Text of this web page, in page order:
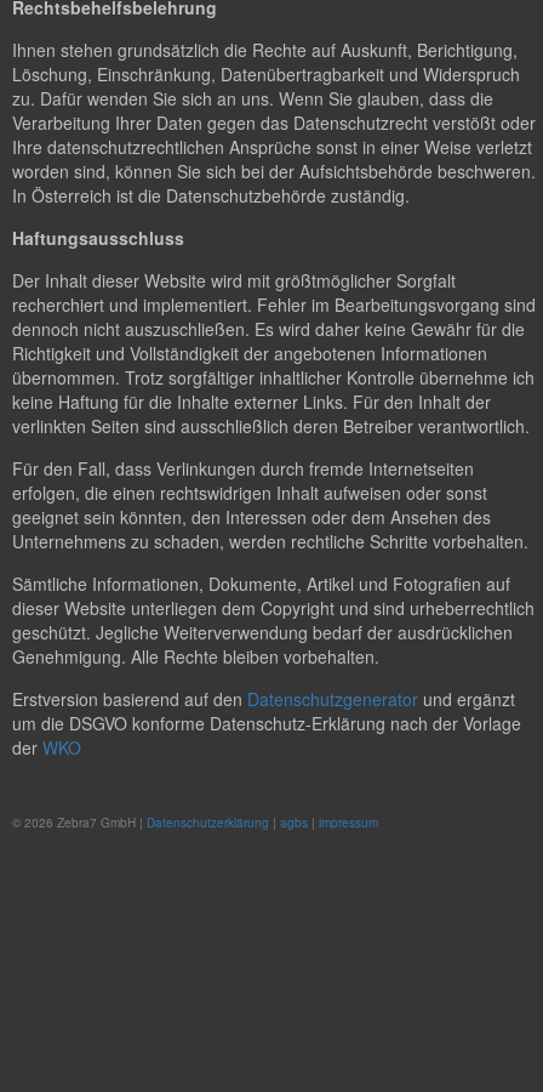
Rechtsbehelfsbelehrung
Ihnen stehen grundsätzlich die Rechte auf Auskunft, Berichtigung,
Löschung, Einschränkung, Datenübertragbarkeit und Widerspruch
zu. Dafür wenden Sie sich an uns. Wenn Sie glauben, dass die
Verarbeitung Ihrer Daten gegen das Datenschutzrecht verstößt oder
Ihre datenschutzrechtlichen Ansprüche sonst in einer Weise verletzt
worden sind, können Sie sich bei der Aufsichtsbehörde beschweren.
In Österreich ist die Datenschutzbehörde zuständig.
Haftungsausschluss
Der Inhalt dieser Website wird mit größtmöglicher Sorgfalt
recherchiert und implementiert. Fehler im Bearbeitungsvorgang sind
dennoch nicht auszuschließen. Es wird daher keine Gewähr für die
Richtigkeit und Vollständigkeit der angebotenen Informationen
übernommen. Trotz sorgfältiger inhaltlicher Kontrolle übernehme ich
keine Haftung für die Inhalte externer Links. Für den Inhalt der
verlinkten Seiten sind ausschließlich deren Betreiber verantwortlich.
Für den Fall, dass Verlinkungen durch fremde Internetseiten
erfolgen, die einen rechtswidrigen Inhalt aufweisen oder sonst
geeignet sein könnten, den Interessen oder dem Ansehen des
Unternehmens zu schaden, werden rechtliche Schritte vorbehalten.
Sämtliche Informationen, Dokumente, Artikel und Fotografien auf
dieser Website unterliegen dem Copyright und sind urheberrechtlich
geschützt. Jegliche Weiterverwendung bedarf der ausdrücklichen
Genehmigung. Alle Rechte bleiben vorbehalten.
Erstversion basierend auf den Datenschutzgenerator und ergänzt
um die DSGVO konforme Datenschutz-Erklärung nach der Vorlage
der WKO
© 2026 Zebra7 GmbH | Datenschutzerklärung | agbs | impressum